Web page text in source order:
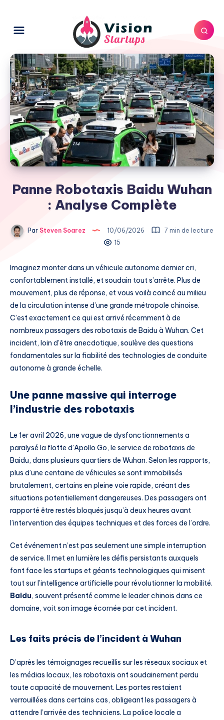
Panne Robotaxis Baidu Wuhan
: Analyse Complète
ParSteven Soarez 10/06/2026
7 min de lecture
15
Imaginez monter dans un véhicule autonome dernier cri,
confortablement installé, et soudain tout s’arrête. Plus de
mouvement, plus de réponse, et vous voilà coincé au milieu
de la circulation intense d’une grande métropole chinoise.
C’est exactement ce qui est arrivé récemment à de
nombreux passagers des robotaxis de Baidu à Wuhan. Cet
incident, loin d’être anecdotique, soulève des questions
fondamentales sur la fiabilité des technologies de conduite
autonome à grande échelle.
Une panne massive qui interroge
l’industrie des robotaxis
Le 1er avril 2026, une vague de dysfonctionnements a
paralysé la flotte d’Apollo Go, le service de robotaxis de
Baidu, dans plusieurs quartiers de Wuhan. Selon les rapports,
plus d’une centaine de véhicules se sont immobilisés
brutalement, certains en pleine voie rapide, créant des
situations potentiellement dangereuses. Des passagers ont
rapporté être restés bloqués jusqu’à deux heures avant
l’intervention des équipes techniques et des forces de l’ordre.
Cet événement n’est pas seulement une simple interruption
de service. Il met en lumière les défis persistants auxquels
font face les startups et géants technologiques qui misent
tout sur l’intelligence artificielle pour révolutionner la mobilité.
Baidu, souvent présenté comme le leader chinois dans ce
domaine, voit son image écornée par cet incident.
Les faits précis de l’incident à Wuhan
D’après les témoignages recueillis sur les réseaux sociaux et
les médias locaux, les robotaxis ont soudainement perdu
toute capacité de mouvement. Les portes restaient
verrouillées dans certains cas, obligeant les passagers à
attendre l’arrivée des techniciens. La police locale a